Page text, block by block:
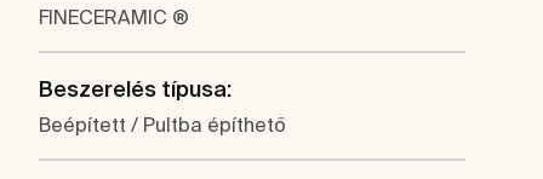
FINECERAMIC ®
Beszerelés típusa:
Beépített / Pultba építhető